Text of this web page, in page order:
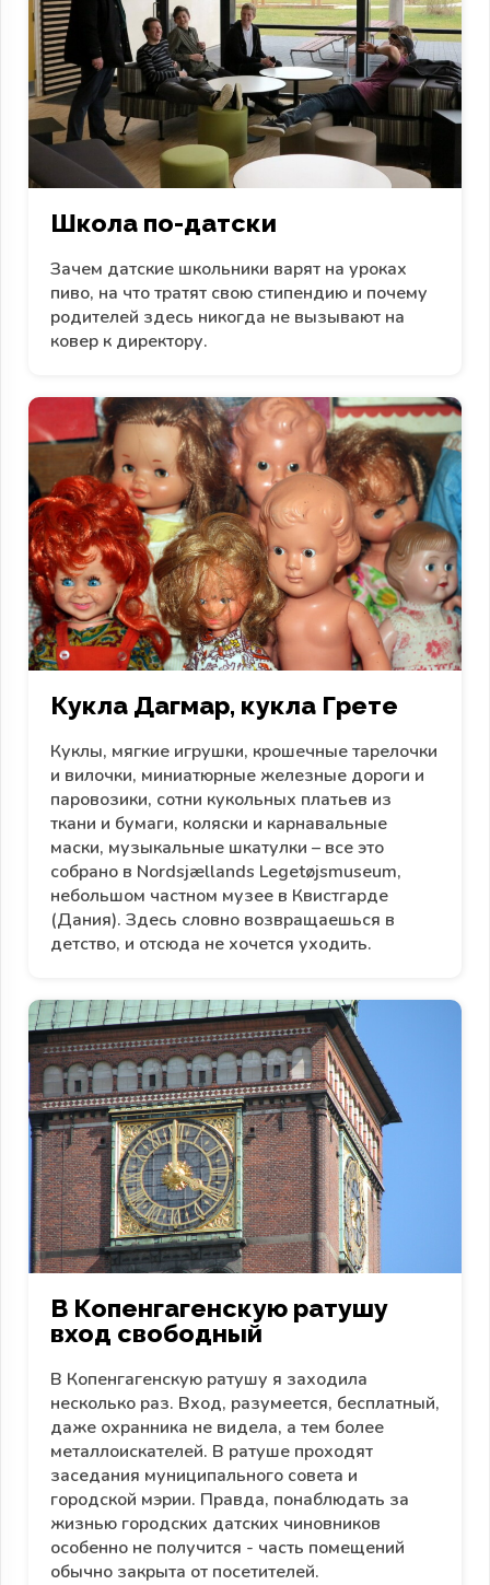
Школа по-датски
Зачем датские школьники варят на уроках
пиво, на что тратят свою стипендию и почему
родителей здесь никогда не вызывают на
ковер к директору.
Кукла Дагмар, кукла Грете
Куклы, мягкие игрушки, крошечные тарелочки
и вилочки, миниатюрные железные дороги и
паровозики, сотни кукольных платьев из
ткани и бумаги, коляски и карнавальные
маски, музыкальные шкатулки – все это
собрано в Nordsjællands Legetøjsmuseum,
небольшом частном музее в Квистгарде
(Дания). Здесь словно возвращаешься в
детство, и отсюда не хочется уходить.
В Копенгагенскую ратушу
вход свободный
В Копенгагенскую ратушу я заходила
несколько раз. Вход, разумеется, бесплатный,
даже охранника не видела, а тем более
металлоискателей. В ратуше проходят
заседания муниципального совета и
городской мэрии. Правда, понаблюдать за
жизнью городских датских чиновников
особенно не получится - часть помещений
обычно закрыта от посетителей.